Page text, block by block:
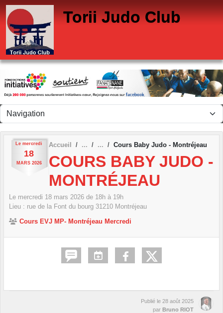
Torii Judo Club
Le mercredi
18
MARS 2026
Accueil Cours Baby Judo - Montréjeau
COURS BABY JUDO -
MONTRÉJEAU
Le mercredi 18 mars 2026 de 18h à 19h
Lieu : rue de la Font du bourg 31210 Montréjeau
Cours EVJ MP- Montréjeau Mercredi
Publié le 28 août 2025
par Bruno RIOT
Panneau de gestion des cookies